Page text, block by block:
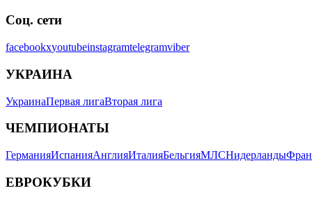
Соц. сети
facebookxyoutubeinstagramtelegramviber
УКРАИНА
УкраинаПервая лигаВторая лига
ЧЕМПИОНАТЫ
ГерманияИспанияАнглияИталияБельгияМЛСНидерланды
ЕВРОКУБКИ